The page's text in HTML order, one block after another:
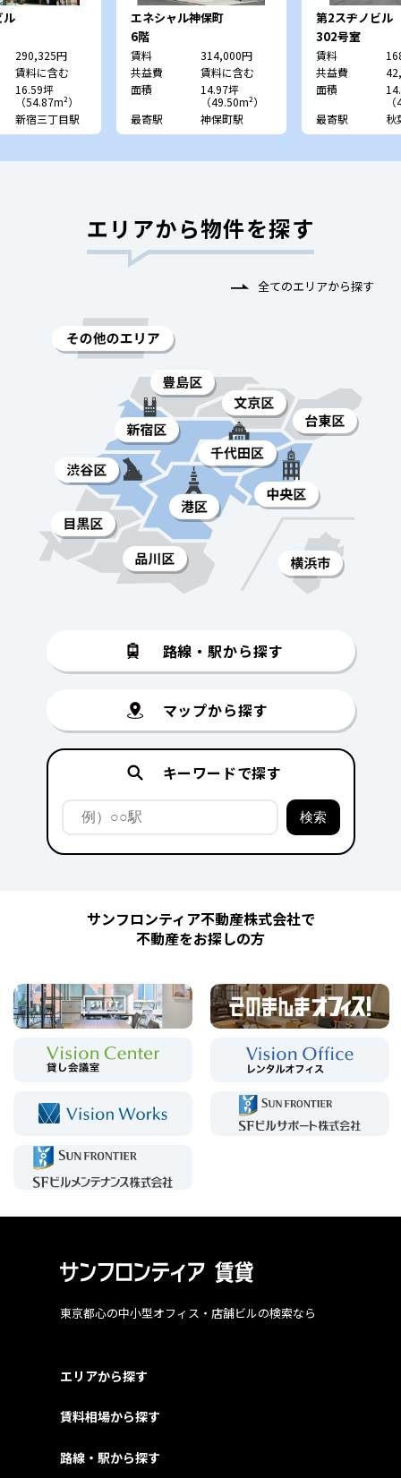
ル
290,325円
賃料に含む
16.59坪
（54.87m²）
新宿三丁目駅
エネシャル神保町
6階
賃料
314,000円
共益費
賃料に含む
面積
14.97坪
（49.50m²）
最寄駅
神保町駅
第2スヂノビル
302号室
賃料
共益費
面積
最寄駅
秋
エリアから物件を探す
全てのエリアから探す
路線・駅から探す
マップから探す
キーワードで探す
サンフロンティア不動産株式会社で
不動産をお探しの方
東京都心の中小型オフィス・店舗ビルの検索なら
エリアから探す
賃料相場から探す
路線・駅から探す